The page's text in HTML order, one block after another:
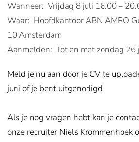
Wanneer: Vrijdag 8 juli 16.00 –
Waar: Hoofdkantoor ABN AMRO
10 Amsterdam
Aanmelden: Tot en met zondag 26
Meld je nu aan door je CV te
juni of je bent uitgenodigd
Als je nog vragen hebt kan je
onze recruiter Niels Krommenhoek